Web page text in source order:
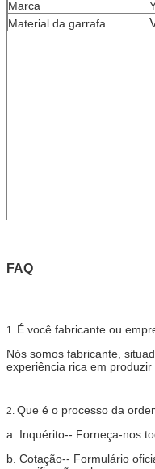
Marca
Material da garrafa
FAQ
1. É você fabricante ou
Nós somos fabricante,
experiência rica em
2. Que é o processo da
a. Inquérito-- Forneça-nos
b. Cotação-- Formulário